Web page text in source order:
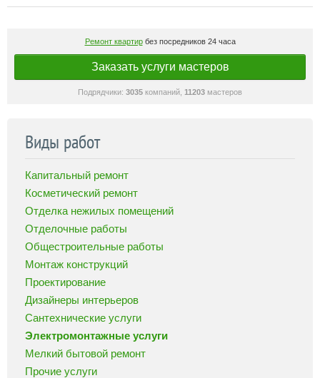
Ремонт квартирбез посредников 24 часа
Заказать услуги мастеров
Подрядчики: 3035 компаний, 11203 мастеров
Виды работ
Капитальный ремонт
Косметический ремонт
Отделка нежилых помещений
Отделочные работы
Общестроительные работы
Монтаж конструкций
Проектирование
Дизайнеры интерьеров
Сантехнические услуги
Электромонтажные услуги
Мелкий бытовой ремонт
Прочие услуги